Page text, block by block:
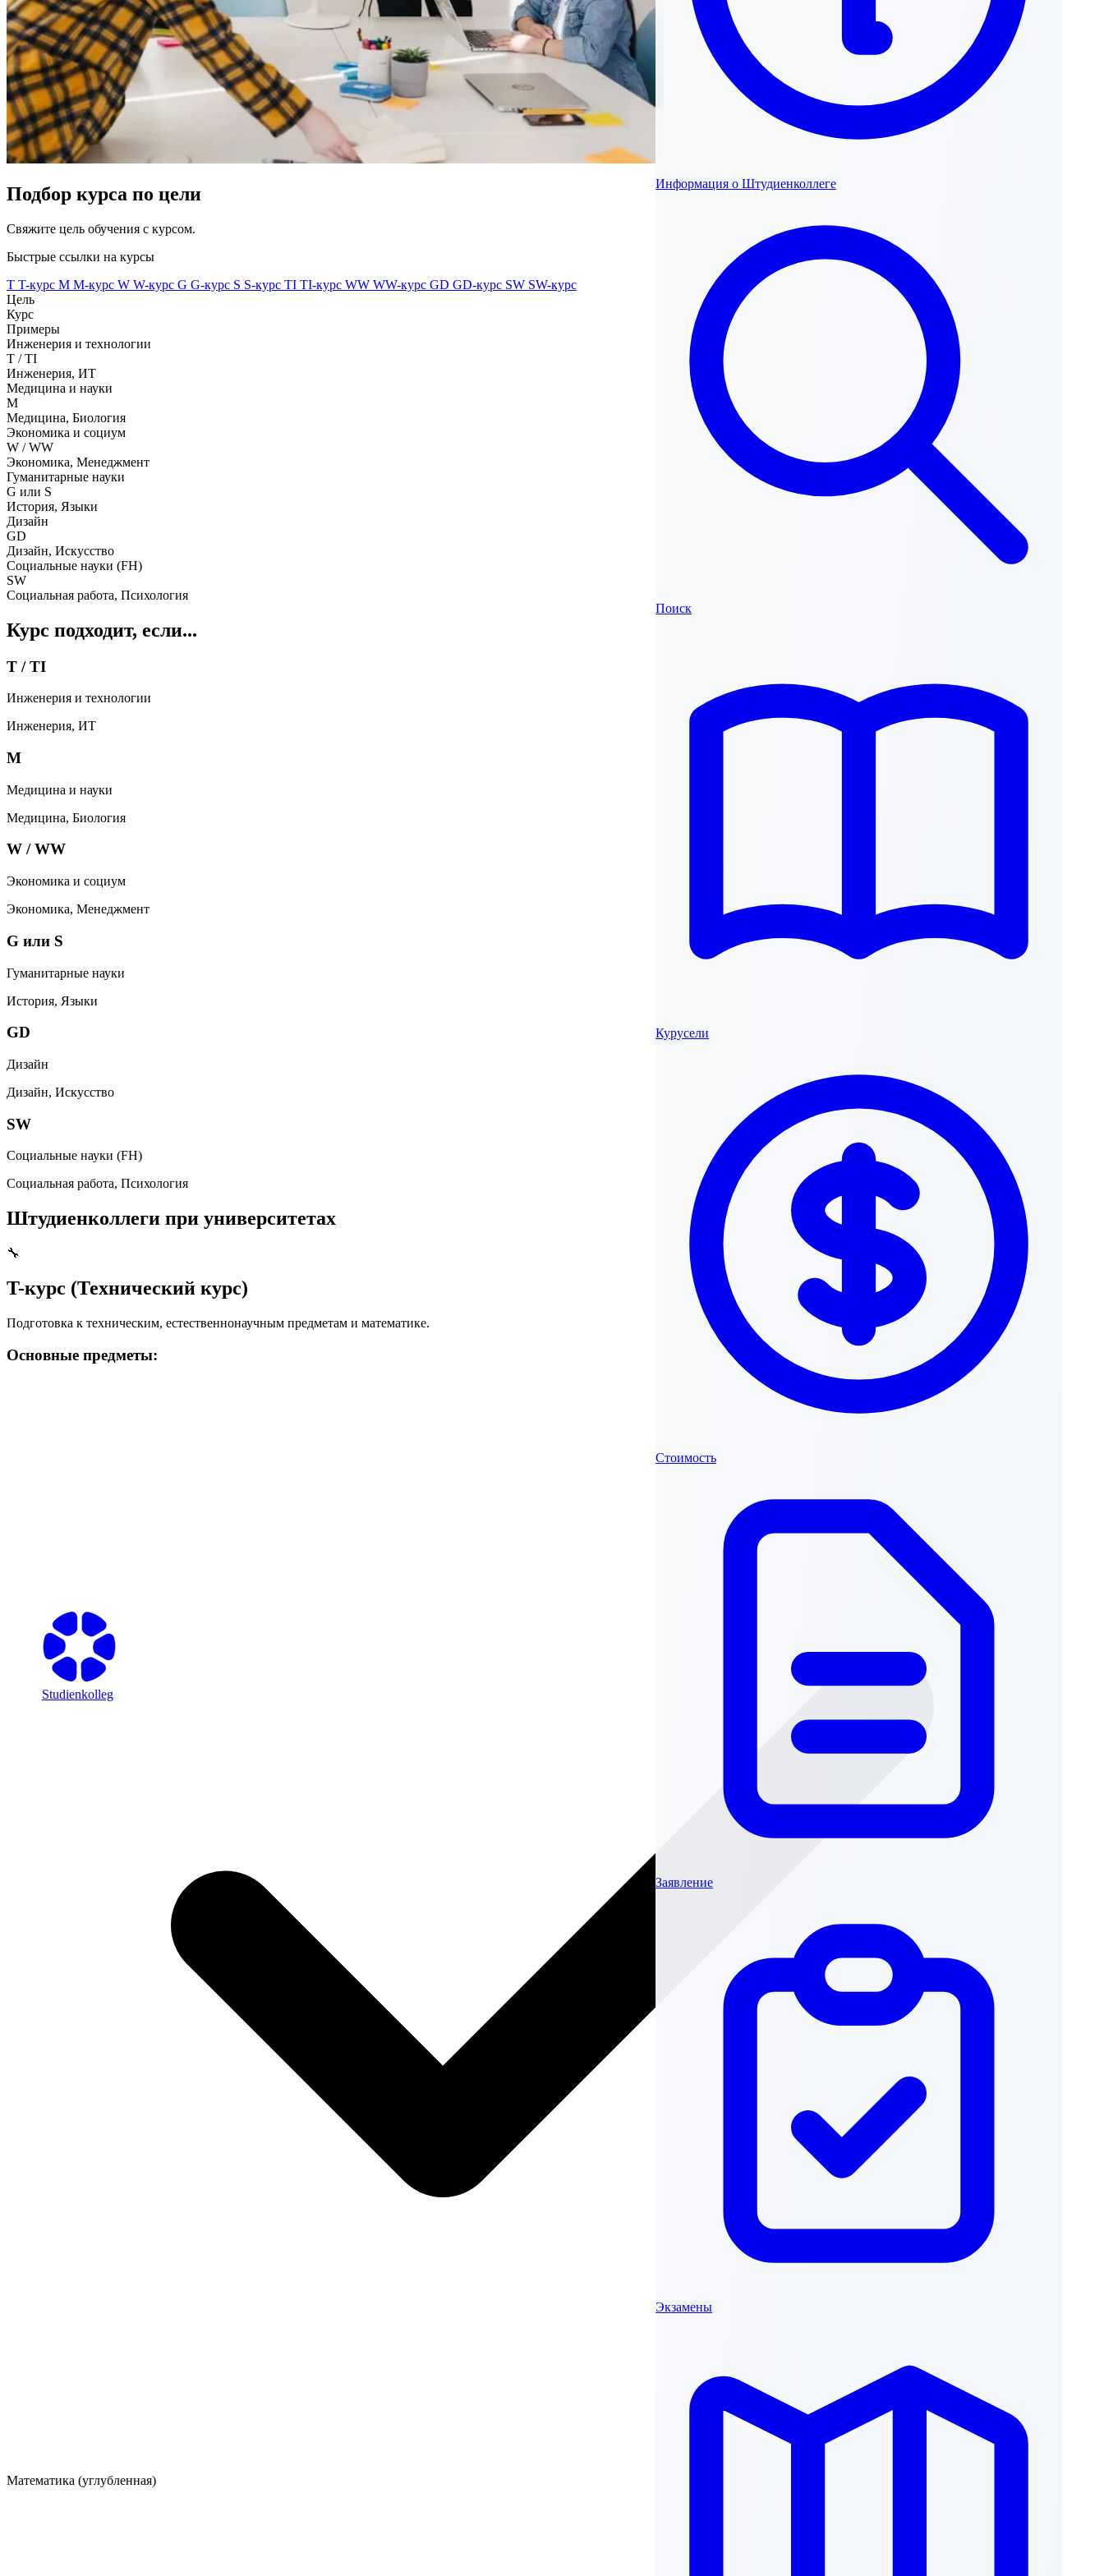
Studienkolleg
Информация о Штудиенколлеге
Поиск
Курусели
Стоимость
Заявление
Экзамены
Подбор курса по цели
Свяжите цель обучения с курсом.
Быстрые ссылки на курсы
T T-курс M M-курс W W-курс G G-курс S S-курс TI TI-курс WW WW-курс GD GD-курс SW SW-курс
Цель
Курс
Примеры
Инженерия и технологии
T / TI
Инженерия, ИТ
Медицина и науки
M
Медицина, Биология
Экономика и социум
W / WW
Экономика, Менеджмент
Гуманитарные науки
G или S
История, Языки
Дизайн
GD
Дизайн, Искусство
Социальные науки (FH)
SW
Социальная работа, Психология
Курс подходит, если...
T / TI
Инженерия и технологии
Инженерия, ИТ
M
Медицина и науки
Медицина, Биология
W / WW
Экономика и социум
Экономика, Менеджмент
G или S
Гуманитарные науки
История, Языки
GD
Дизайн
Дизайн, Искусство
SW
Социальные науки (FH)
Социальная работа, Психология
Штудиенколлеги при университетах
🔧
T-курс (Технический курс)
Подготовка к техническим, естественнонаучным предметам и математике.
Основные предметы:
Математика (углубленная)